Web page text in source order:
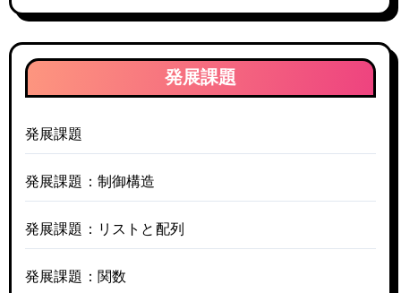
発展課題
発展課題
発展課題：制御構造
発展課題：リストと配列
発展課題：関数